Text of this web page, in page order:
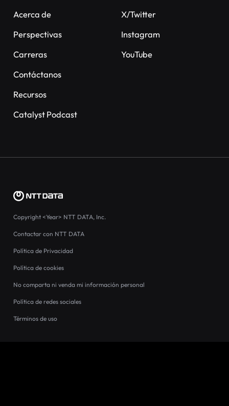
Acerca de
Perspectivas
Carreras
Contáctanos
Recursos
Catalyst Podcast
X/Twitter
Instagram
YouTube
Copyright <Year> NTT DATA, Inc.
Contactar con NTT DATA
Política de Privacidad
Política de cookies
No comparta ni venda mi información personal
Política de redes sociales
Términos de uso